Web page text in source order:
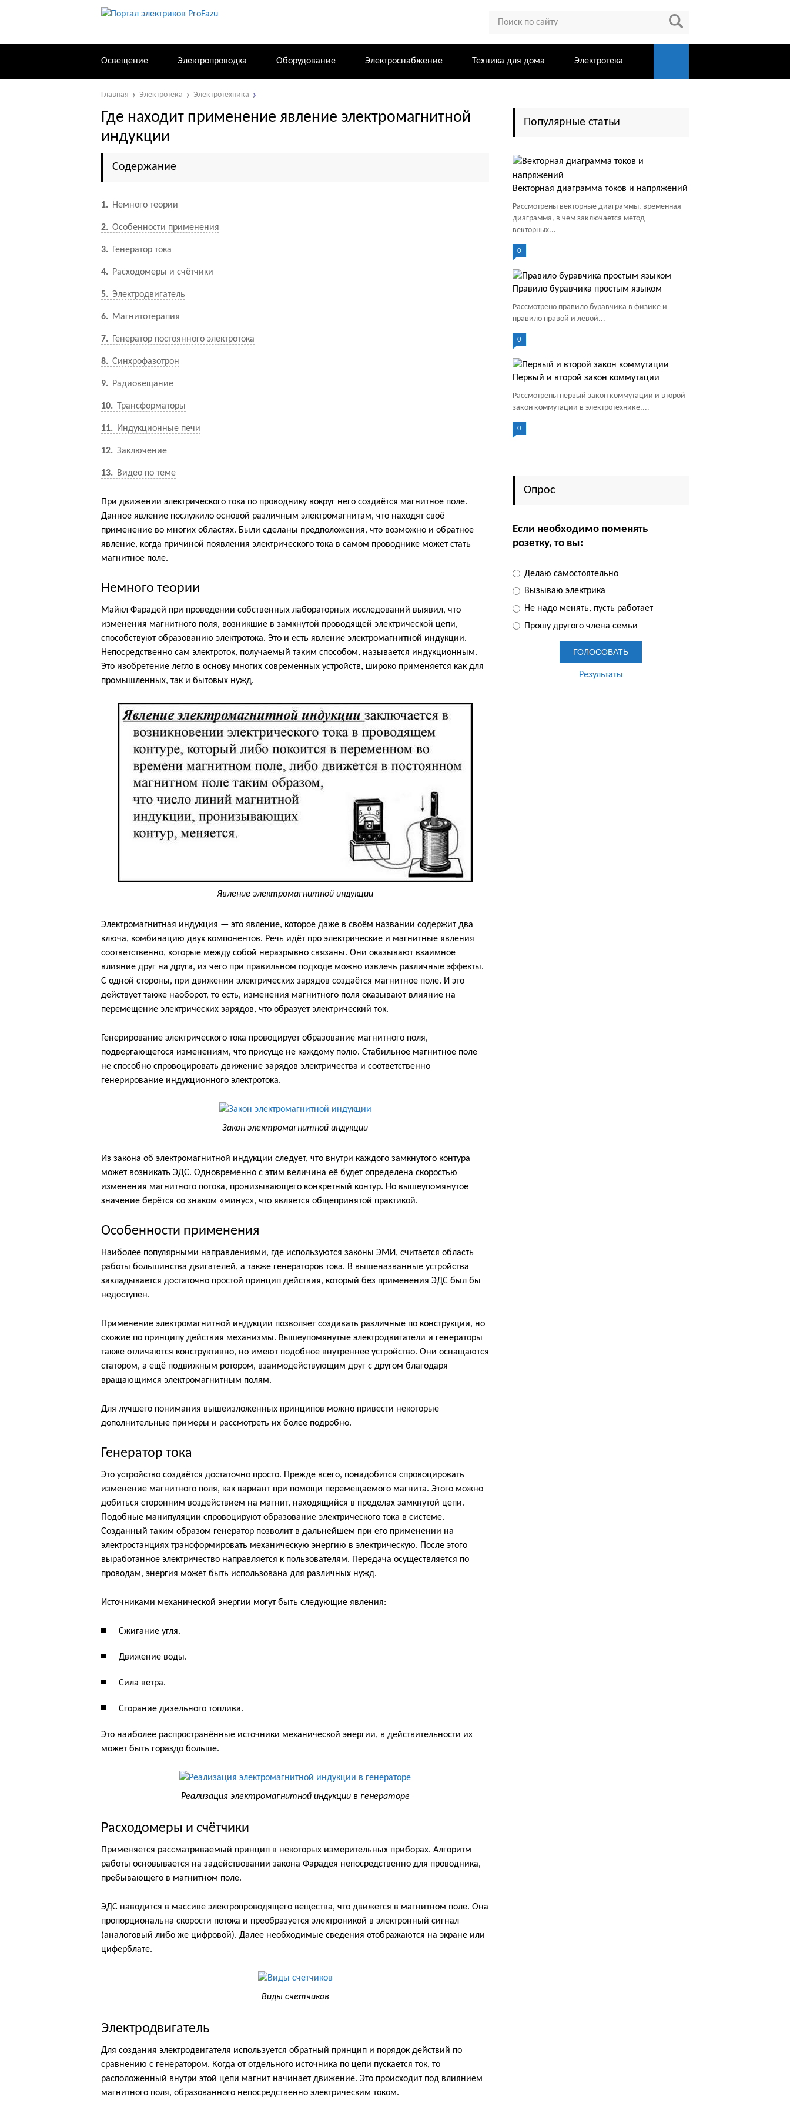
Освещение Электропроводка Оборудование Электроснабжение Техника для дома Электротека
Главная Электротека Электротехника
Где находит применение явление электромагнитной
индукции
Содержание
1 Немного теории
2 Особенности применения
3 Генератор тока
4 Расходомеры и счётчики
5 Электродвигатель
6 Магнитотерапия
7 Генератор постоянного электротока
8 Синхрофазотрон
9 Радиовещание
10 Трансформаторы
11 Индукционные печи
12 Заключение
13 Видео по теме
При движении электрического тока по проводнику вокруг него создаётся магнитное поле.
Данное явление послужило основой различным электромагнитам, что находят своё
применение во многих областях. Были сделаны предположения, что возможно и обратное
явление, когда причиной появления электрического тока в самом проводнике может стать
магнитное поле.
Немного теории
Майкл Фарадей при проведении собственных лабораторных исследований выявил, что
изменения магнитного поля, возникшие в замкнутой проводящей электрической цепи,
способствуют образованию электротока. Это и есть явление электромагнитной индукции.
Непосредственно сам электроток, получаемый таким способом, называется индукционным.
Это изобретение легло в основу многих современных устройств, широко применяется как для
промышленных, так и бытовых нужд.
Явление электромагнитной индукции
Электромагнитная индукция — это явление, которое даже в своём названии содержит два
ключа, комбинацию двух компонентов. Речь идёт про электрические и магнитные явления
соответственно, которые между собой неразрывно связаны. Они оказывают взаимное
влияние друг на друга, из чего при правильном подходе можно извлечь различные эффекты.
С одной стороны, при движении электрических зарядов создаётся магнитное поле. И это
действует также наоборот, то есть, изменения магнитного поля оказывают влияние на
перемещение электрических зарядов, что образует электрический ток.
Генерирование электрического тока провоцирует образование магнитного поля,
подвергающегося изменениям, что присуще не каждому полю. Стабильное магнитное поле
не способно спровоцировать движение зарядов электричества и соответственно
генерирование индукционного электротока.
Закон электромагнитной индукции
Из закона об электромагнитной индукции следует, что внутри каждого замкнутого контура
может возникать ЭДС. Одновременно с этим величина её будет определена скоростью
изменения магнитного потока, пронизывающего конкретный контур. Но вышеупомянутое
значение берётся со знаком «минус», что является общепринятой практикой.
Особенности применения
Наиболее популярными направлениями, где используются законы ЭМИ, считается область
работы большинства двигателей, а также генераторов тока. В вышеназванные устройства
закладывается достаточно простой принцип действия, который без применения ЭДС был бы
недоступен.
Применение электромагнитной индукции позволяет создавать различные по конструкции, но
схожие по принципу действия механизмы. Вышеупомянутые электродвигатели и генераторы
также отличаются конструктивно, но имеют подобное внутреннее устройство. Они оснащаются
статором, а ещё подвижным ротором, взаимодействующим друг с другом благодаря
вращающимся электромагнитным полям.
Для лучшего понимания вышеизложенных принципов можно привести некоторые
дополнительные примеры и рассмотреть их более подробно.
Генератор тока
Это устройство создаётся достаточно просто. Прежде всего, понадобится спровоцировать
изменение магнитного поля, как вариант при помощи перемещаемого магнита. Этого можно
добиться сторонним воздействием на магнит, находящийся в пределах замкнутой цепи.
Подобные манипуляции спровоцируют образование электрического тока в системе.
Созданный таким образом генератор позволит в дальнейшем при его применении на
электростанциях трансформировать механическую энергию в электрическую. После этого
выработанное электричество направляется к пользователям. Передача осуществляется по
проводам, энергия может быть использована для различных нужд.
Источниками механической энергии могут быть следующие явления:
Сжигание угля.
Движение воды.
Сила ветра.
Сгорание дизельного топлива.
Это наиболее распространённые источники механической энергии, в действительности их
может быть гораздо больше.
Реализация электромагнитной индукции в генераторе
Расходомеры и счётчики
Применяется рассматриваемый принцип в некоторых измерительных приборах. Алгоритм
работы основывается на задействовании закона Фарадея непосредственно для проводника,
пребывающего в магнитном поле.
ЭДС наводится в массиве электропроводящего вещества, что движется в магнитном поле. Она
пропорциональна скорости потока и преобразуется электроникой в электронный сигнал
(аналоговый либо же цифровой). Далее необходимые сведения отображаются на экране или
циферблате.
Виды счетчиков
Электродвигатель
Для создания электродвигателя используется обратный принцип и порядок действий по
сравнению с генератором. Когда от отдельного источника по цепи пускается ток, то
расположенный внутри этой цепи магнит начинает движение. Это происходит под влиянием
магнитного поля, образованного непосредственно электрическим током.
Популярные статьи
Векторная диаграмма токов и напряжений
Рассмотрены векторные диаграммы, временная
диаграмма, в чем заключается метод
векторных...
0
Правило буравчика простым языком
Рассмотрено правило буравчика в физике и
правило правой и левой...
0
Первый и второй закон коммутации
Рассмотрены первый закон коммутации и второй
закон коммутации в электротехнике,...
0
Опрос
Если необходимо поменять
розетку, то вы:
Делаю самостоятельно
Вызываю электрика
Не надо менять, пусть работает
Прошу другого члена семьи
Результаты